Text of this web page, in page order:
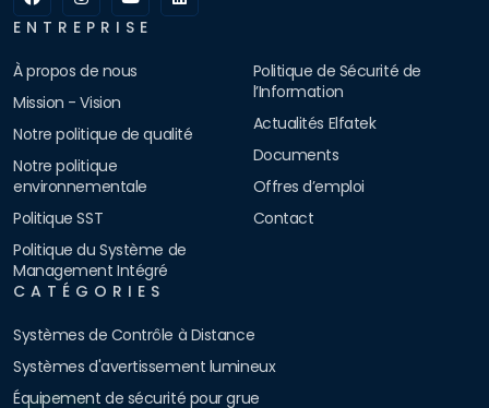
ENTREPRISE
À propos de nous
Mission - Vision
Notre politique de qualité
Notre politique
environnementale
Politique SST
Politique du Système de
Management Intégré
Politique de Sécurité de
l’Information
Actualités Elfatek
Documents
Offres d’emploi
Contact
CATÉGORIES
Systèmes de Contrôle à Distance
Systèmes d'avertissement lumineux
Équipement de sécurité pour grue